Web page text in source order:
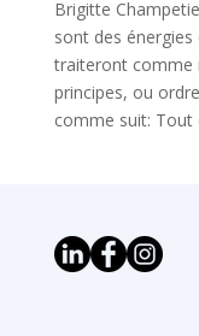
Brigitte
sont des énergies
traiteront
principes, ou
comme suit: Tout